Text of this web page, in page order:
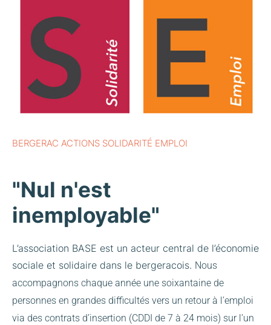
BERGERAC ACTIONS SOLIDARITÉ EMPLOI
"Nul n'est
inemployable"
L’association BASE est un acteur central de l’économie
sociale et solidaire dans le bergeracois. Nous
accompagnons chaque année une soixantaine de
personnes en grandes difficultés vers un retour à l’emploi
via des contrats d’insertion (CDDI de 7 à 24 mois) sur l’un